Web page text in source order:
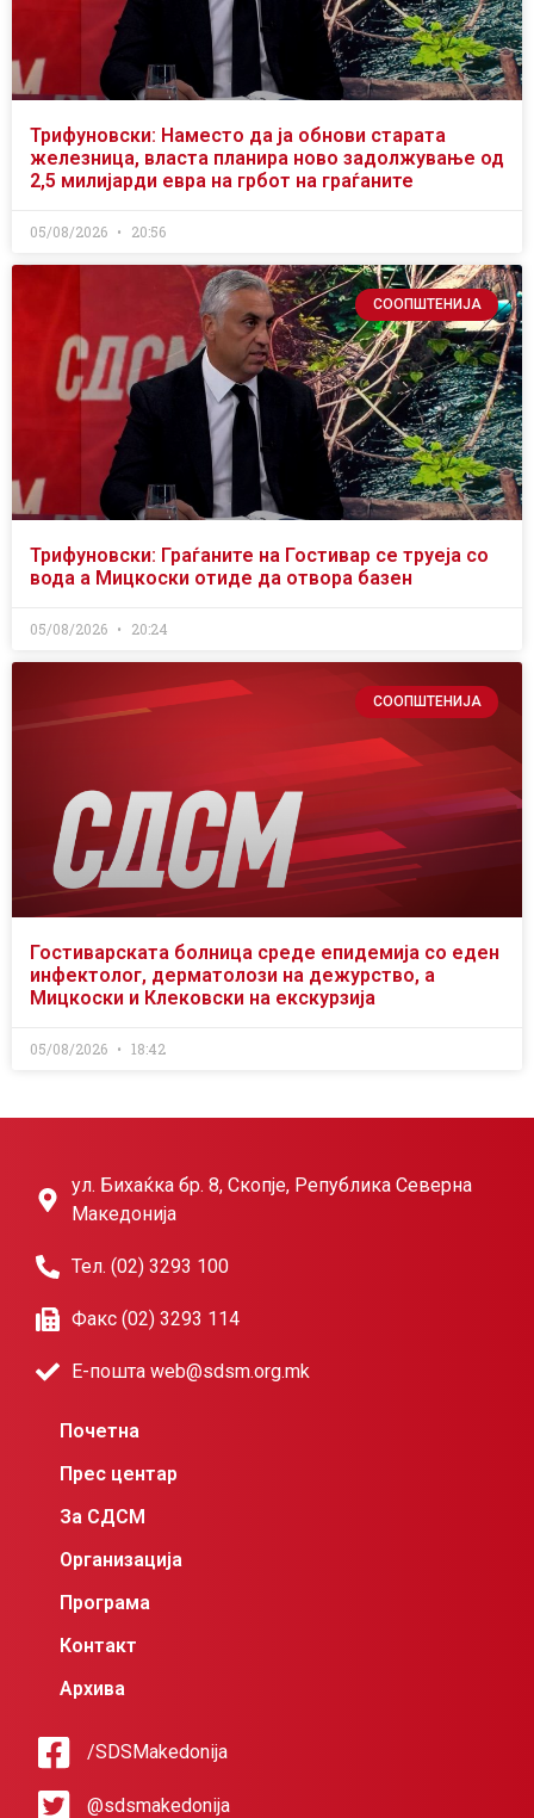
Трифуновски: Наместо да ја обнови старата
железница, власта планира ново задолжување од
2,5 милијарди евра на грбот на граѓаните
05/08/2026 20:56
СООПШТЕНИЈА
Трифуновски: Граѓаните на Гостивар се труеја со
вода а Мицкоски отиде да отвора базен
05/08/2026 20:24
СООПШТЕНИЈА
Гостиварската болница среде епидемија со еден
инфектолог, дерматолози на дежурство, а
Мицкоски и Клековски на екскурзија
05/08/2026 18:42
ул. Бихаќка бр. 8, Скопје, Република Северна
Македонија
Тел. (02) 3293 100
Факс (02) 3293 114
Е-пошта web@sdsm.org.mk
Почетна
Прес центар
За СДСМ
Организација
Програма
Контакт
Архива
/SDSMakedonija
@sdsmakedonija